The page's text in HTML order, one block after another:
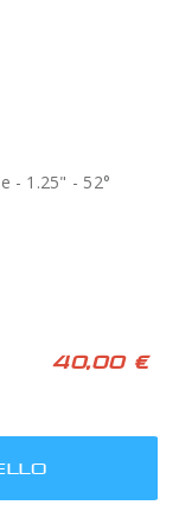
- 1.25" - 52°
40,00 €